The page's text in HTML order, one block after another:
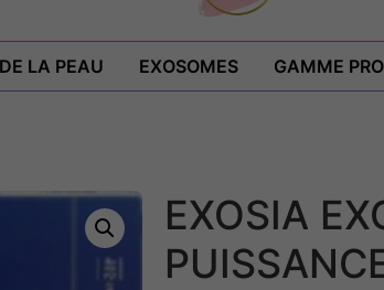
LA PEAU EXOSOMES GAMME
EXOSIA